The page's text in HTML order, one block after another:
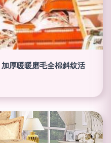
厚暖暖磨毛全棉斜纹活